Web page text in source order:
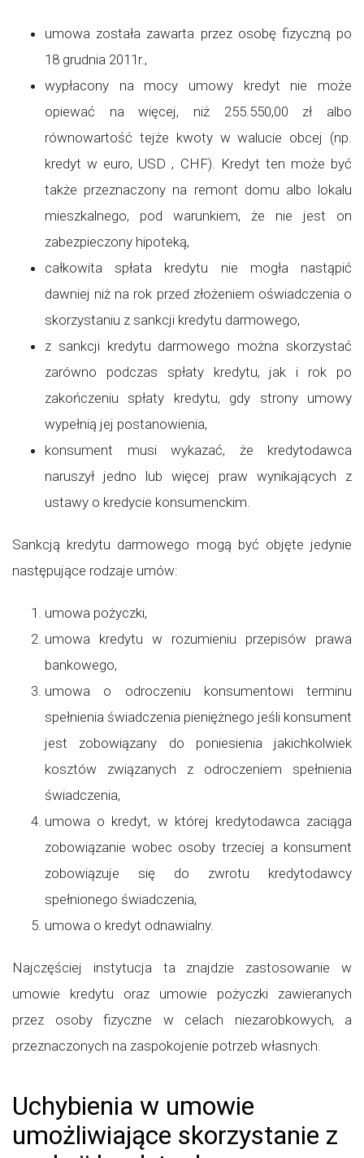
umowa została zawarta przez osobę fizyczną po
18 grudnia 2011r.,
wypłacony na mocy umowy kredyt nie może
opiewać na więcej, niż 255.550,00 zł albo
równowartość tejże kwoty w walucie obcej (np.
kredyt w euro, USD , CHF). Kredyt ten może być
także przeznaczony na remont domu albo lokalu
mieszkalnego, pod warunkiem, że nie jest on
zabezpieczony hipoteką,
całkowita spłata kredytu nie mogła nastąpić
dawniej niż na rok przed złożeniem oświadczenia o
skorzystaniu z sankcji kredytu darmowego,
z sankcji kredytu darmowego można skorzystać
zarówno podczas spłaty kredytu, jak i rok po
zakończeniu spłaty kredytu, gdy strony umowy
wypełnią jej postanowienia,
konsument musi wykazać, że kredytodawca
naruszył jedno lub więcej praw wynikających z
ustawy o kredycie konsumenckim.
Sankcją kredytu darmowego mogą być objęte jedynie
następujące rodzaje umów:
umowa pożyczki,
umowa kredytu w rozumieniu przepisów prawa
bankowego,
umowa o odroczeniu konsumentowi terminu
spełnienia świadczenia pieniężnego jeśli konsument
jest zobowiązany do poniesienia jakichkolwiek
kosztów związanych z odroczeniem spełnienia
świadczenia,
umowa o kredyt, w której kredytodawca zaciąga
zobowiązanie wobec osoby trzeciej a konsument
zobowiązuje się do zwrotu kredytodawcy
spełnionego świadczenia,
umowa o kredyt odnawialny.
Najczęściej instytucja ta znajdzie zastosowanie w
umowie kredytu oraz umowie pożyczki zawieranych
przez osoby fizyczne w celach niezarobkowych, a
przeznaczonych na zaspokojenie potrzeb własnych.
Uchybienia w umowie
umożliwiające skorzystanie z